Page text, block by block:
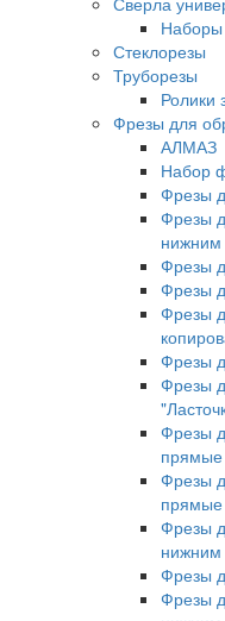
Наборы
Стеклорезы
Труборезы
Ролики
Фрезы для
АЛМАЗ
Набор
Фрезы
Фрезы
Фрезы
Фрезы
Фрезы
Фрезы
Фрезы
Фрезы
прямые
Фрезы
прямые
Фрезы
Фрезы
Фрезы